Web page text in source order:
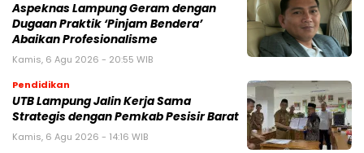
Aspeknas Lampung Geram dengan
Dugaan Praktik ‘Pinjam Bendera’
Abaikan Profesionalisme
Kamis, 6 Agu 2026 - 20:55 WIB
Pendidikan
UTB Lampung Jalin Kerja Sama
Strategis dengan Pemkab Pesisir Barat
Kamis, 6 Agu 2026 - 14:16 WIB